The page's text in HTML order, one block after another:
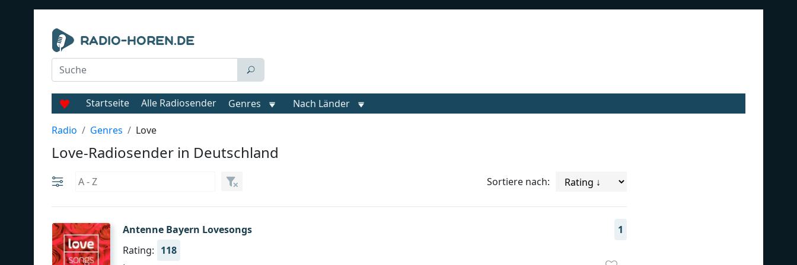
Startseite Alle Radiosender Genres Nach Länder
Radio Genres Love
Love-Radiosender in Deutschland
Sortiere nach:
Antenne Bayern Lovesongs
1
Rating: 118